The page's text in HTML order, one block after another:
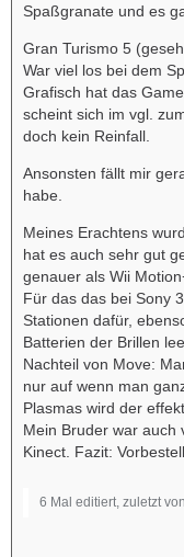
Spaßgranate und es
Gran Turismo 5
War viel los bei dem
Grafisch hat das
scheint sich im vgl.
doch kein Reinfall.
Ansonsten fällt mir
habe.
Meines Erachtens
hat es auch sehr gut
genauer als Wii
Für das das bei Sony
Stationen dafür,
Batterien der Brillen
Nachteil von Move:
nur auf wenn man
Plasmas wird der
Mein Bruder war auch
Kinect. Fazit:
6 Mal editiert, zuletzt